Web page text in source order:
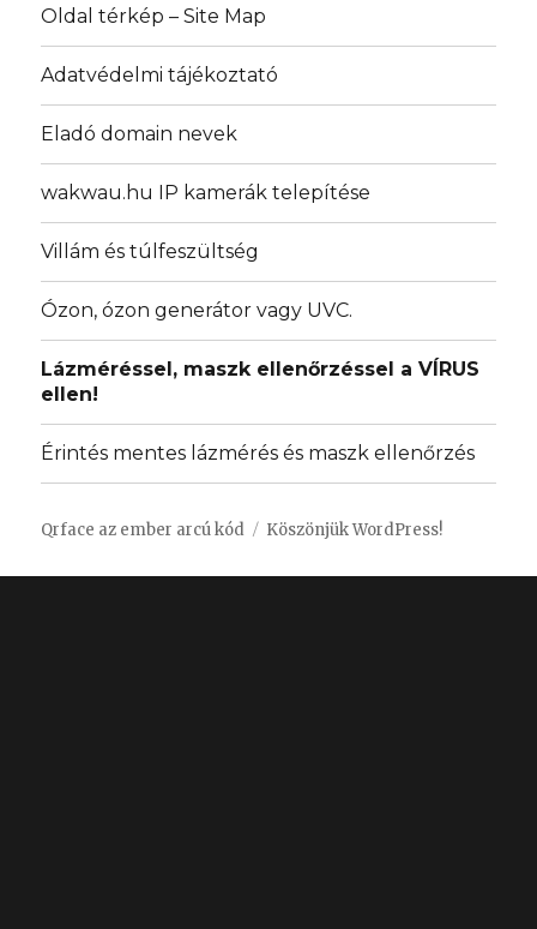
Oldal térkép – Site Map
Adatvédelmi tájékoztató
Eladó domain nevek
wakwau.hu IP kamerák telepítése
Villám és túlfeszültség
Ózon, ózon generátor vagy UVC.
Lázméréssel, maszk ellenőrzéssel a VÍRUS
ellen!
Érintés mentes lázmérés és maszk ellenőrzés
Qrface az ember arcú kód Köszönjük WordPress!